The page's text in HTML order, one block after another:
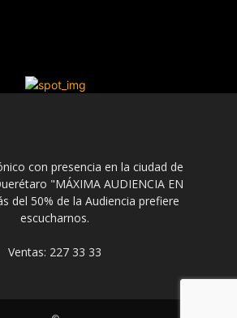
con presencia en la ciudad de
"MÁXIMA AUDIENCIA EN
del 50% de la Audiencia prefiere
escucharnos.
Ventas: 227 33 33